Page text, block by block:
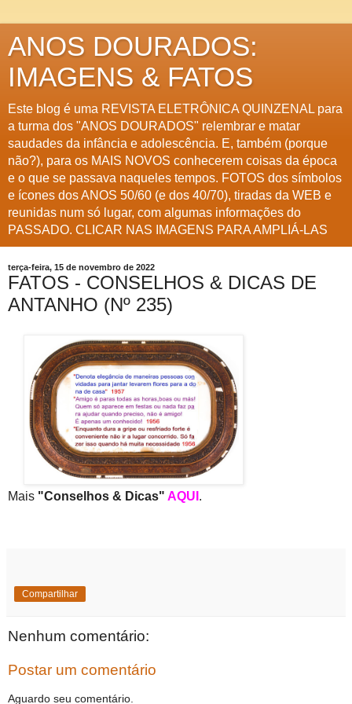
ANOS DOURADOS:
IMAGENS & FATOS
Este blog é uma REVISTA ELETRÔNICA QUINZENAL para
a turma dos "ANOS DOURADOS" relembrar e matar
saudades da infância e adolescência. E, também (porque
não?), para os MAIS NOVOS conhecerem coisas da época
e o que se passava naqueles tempos. FOTOS dos símbolos
e ícones dos ANOS 50/60 (e dos 40/70), tiradas da WEB e
reunidas num só lugar, com algumas informações do
PASSADO. CLICAR NAS IMAGENS PARA AMPLIÁ-LAS
terça-feira, 15 de novembro de 2022
FATOS - CONSELHOS & DICAS DE
ANTANHO (Nº 235)
Mais "Conselhos & Dicas" AQUI .
Compartilhar
Nenhum comentário:
Postar um comentário
Aguardo seu comentário.